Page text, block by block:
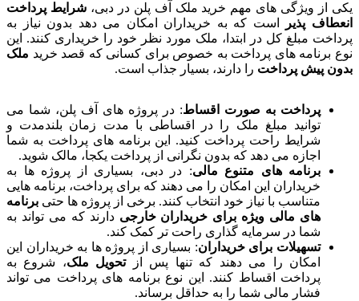
یکی از ویژگی های مهم خرید ملک آف پلن در دبی،شرایط پرداخت
انعطاف پذیر
است که به خریداران امکان می دهد بدون نیاز به
پرداخت مبلغ کل در ابتدا، ملک مورد نظر خود را خریداری کنند. این
نوع برنامه های پرداخت به خصوص برای کسانی که قصد خرید ملک
بدون پیش پرداخت را دارند، بسیار جذاب است.
پرداخت به صورت اقساط: در پروژه های آف پلن، شما می
توانید مبلغ ملک را در اقساطی با مدت زمان بلندمدت و
شرایط راحت پرداخت کنید. این برنامه های پرداخت به شما
اجازه می دهد که بدون نگرانی از پرداخت یکجا، مالک شوید.
برنامه های متنوع مالی: در دبی، بسیاری از پروژه ها به
خریداران این امکان را می دهند که برای پرداخت، برنامه هایی
متناسب با نیاز خود انتخاب کنند. برخی از پروژه ها حتی برنامه
های مالی ویژه برای خریداران خارجی دارند که می تواند به
شما در سرمایه گذاری راحت تر کمک کند.
تسهیلات برای خریداران: بسیاری از پروژه ها به خریداران این
امکان را می دهند که تنها پس ازتحویل ملک، شروع به
پرداخت اقساط کنند. این نوع برنامه های پرداخت می تواند
فشار مالی شما را به حداقل برساند.